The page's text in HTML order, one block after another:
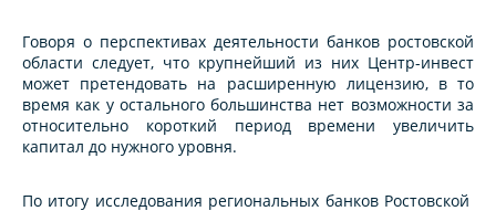
Говоря о перспективах деятельности банков ростовской
области следует, что крупнейший из них Центр-инвест
может претендовать на расширенную лицензию, в то
время как у остального большинства нет возможности за
относительно короткий период времени увеличить
капитал до нужного уровня.
По итогу исследования региональных банков Ростовской